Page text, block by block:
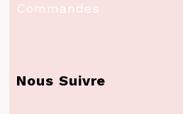
Commandes
Nous Suivre